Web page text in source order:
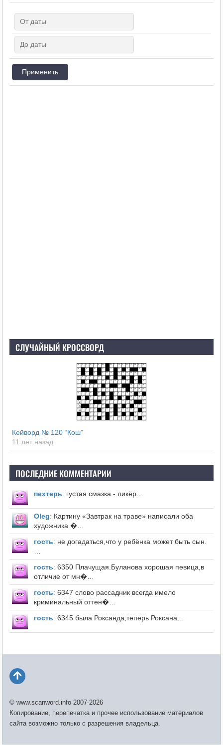
СЛУЧАЙНЫЙ КРОССВОРД
Кейворд № 120 “Кош”
11 лет назад
ПОСЛЕДНИЕ КОММЕНТАРИИ
пехтерь: густая смазка - ликёр…
Оleg: Картину «Завтрак на траве» написали оба
художника �…
гость: не догадаться,что у ребёнка может быть сын.
…
гость: 6350 Плачущая.Буланова хорошая певица,в
отличие от мн�…
гость: 6347 слово рассадник всегда имело
криминальный оттен�…
гость: 6345 была Роксанда,теперь Роксана…
© www.scanword.info 2007-2026
Копирование, перепечатка и прочее использование материалов
сайта возможно только с разрешения владельца.